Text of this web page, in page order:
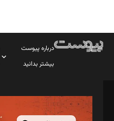
درباره پیوست
بیشتر بدانید
مدیر مسئول: محمدباقر اثنی‌عشری
سردبیر: مهرک محمودی